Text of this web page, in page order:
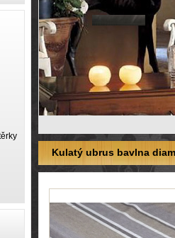
Kulatý ubrus bavlna